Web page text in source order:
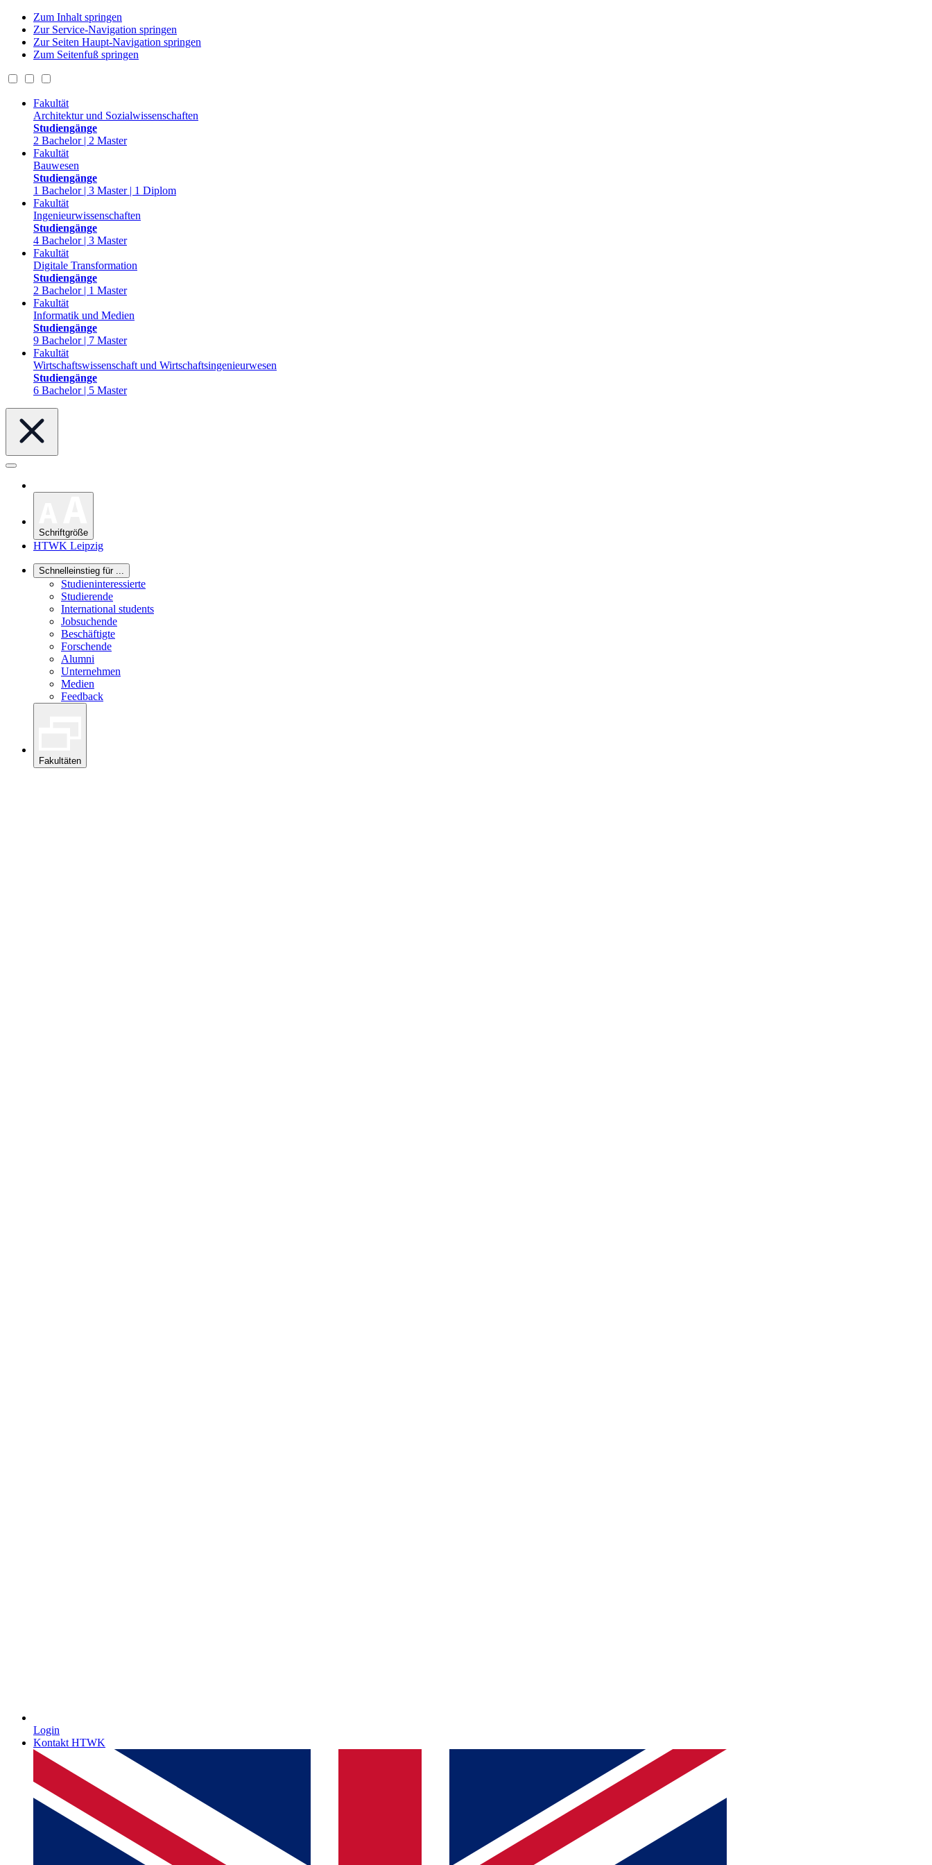
Zum Inhalt springen
Zur Service-Navigation springen
Zur Seiten Haupt-Navigation springen
Zum Seitenfuß springen
Fakultät
Architektur und Sozialwissenschaften
Studiengänge
2 Bachelor | 2 Master
Fakultät
Bauwesen
Studiengänge
1 Bachelor | 3 Master | 1 Diplom
Fakultät
Ingenieurwissenschaften
Studiengänge
4 Bachelor | 3 Master
Fakultät
Digitale Transformation
Studiengänge
2 Bachelor | 1 Master
Fakultät
Informatik und Medien
Studiengänge
9 Bachelor | 7 Master
Fakultät
Wirtschaftswissenschaft und Wirtschaftsingenieurwesen
Studiengänge
6 Bachelor | 5 Master
Schriftgröße
HTWK Leipzig
Schnelleinstieg für ...
Studieninteressierte
Studierende
International students
Jobsuchende
Beschäftigte
Forschende
Alumni
Unternehmen
Medien
Feedback
Fakultäten
Login
Kontakt HTWK